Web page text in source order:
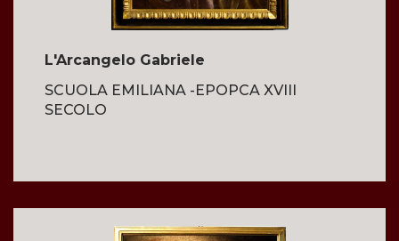
L'Arcangelo Gabriele
SCUOLA EMILIANA -EPOPCA XVIII
SECOLO